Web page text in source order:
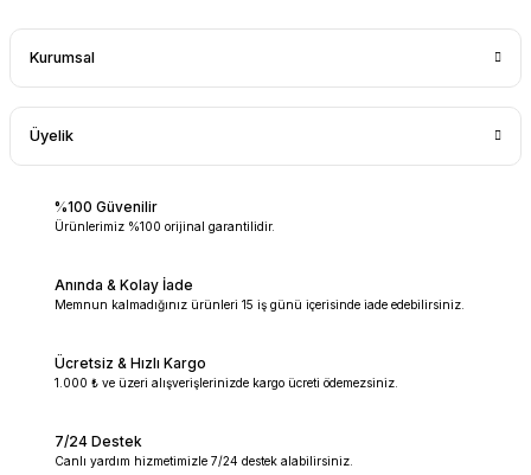
Kurumsal
Üyelik
%100 Güvenilir
Ürünlerimiz %100 orijinal garantilidir.
Anında & Kolay İade
Memnun kalmadığınız ürünleri 15 iş günü içerisinde iade edebilirsiniz.
Ücretsiz & Hızlı Kargo
1.000 ₺ ve üzeri alışverişlerinizde kargo ücreti ödemezsiniz.
7/24 Destek
Canlı yardım hizmetimizle 7/24 destek alabilirsiniz.